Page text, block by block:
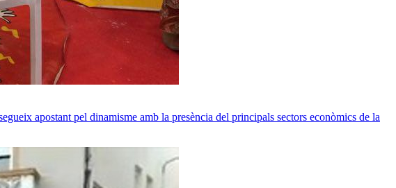
apostant pel dinamisme amb la presència del principals sectors econòmics de la